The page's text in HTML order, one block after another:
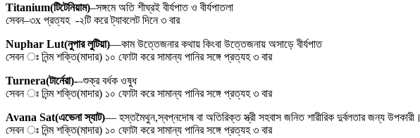
Titanium(টিটেনিয়াম)–সঙ্গমে অতি শীঘ্রই বীর্যপাত ও বীর্যপাতলা
সেবন–৩x প্রত্যহ -২টি করে ট্যাবলেট দিনে ৩ বার
Nuphar Lut(নুপার লুটিয়া)––কাম উত্তেজনার কথায় কিংবা উত্তেজনায় অসাড়ে বীর্যপাত
সেবন ঃ নিন্ম শক্তি(মাদার) ১০ ফোটা করে সামান্য পানির সঙ্গে প্রত্যহ ৩ বার
Turnera(টার্নেরা)-–শুক্র বর্ধক ওষুধ
সেবন ঃ নিন্ম শক্তি(মাদার) ১০ ফোটা করে সামান্য পানির সঙ্গে প্রত্যহ ৩ বার
Avana Sat(এভেনা স্যাট)— হস্তমৈথুন,স্বপ্নদোষ বা অতিরিক্ত স্ত্রী সহবাস জনিত শারীরিক দুর্বলতার জন্য উপকারী।
সেবন ঃ নিন্ম শক্তি(মাদার) ১০ ফোটা করে সামান্য পানির সঙ্গে প্রত্যহ ৩ বার